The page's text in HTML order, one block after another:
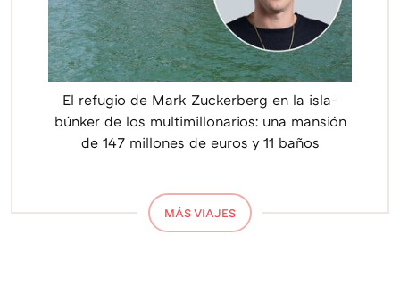
El refugio de Mark Zuckerberg en la isla-
búnker de los multimillonarios: una mansión
de 147 millones de euros y 11 baños
MÁS VIAJES